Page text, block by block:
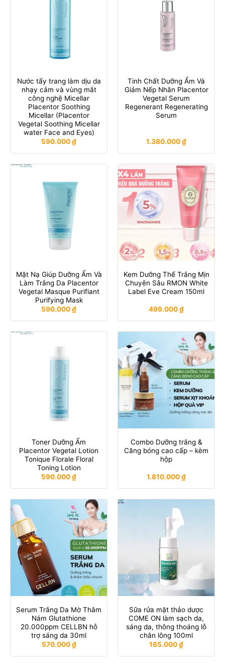
Nước tẩy trang làm dịu da
nhạy cảm và vùng mắt
công nghệ Micellar
Placentor Soothing
Micellar (Placentor
Vegetal Soothing Micellar
water Face and Eyes)
590.000₫
Tinh Chất Dưỡng Ẩm Và
Giảm Nếp Nhăn Placentor
Vegetal Serum
Regenerant Regenerating
Serum
1.380.000₫
Mặt Nạ Giúp Dưỡng Ẩm Và
Làm Trắng Da Placentor
Vegetal Masque Purifiant
Purifying Mask
590.000₫
Kem Dưỡng Thể Trắng Mịn
Chuyên Sâu RMON White
Label Eve Cream 150ml
499.000₫
Toner Dưỡng Ẩm
Placentor Vegetal Lotion
Tonique Florale Floral
Toning Lotion
590.000₫
Combo Dưỡng trắng &
Căng bóng cao cấp – kèm
hộp
1.810.000₫
Serum Trắng Da Mờ Thâm
Nám Glutathione
20.000ppm CELLBN hỗ
trợ sáng da 30ml
570.000₫
Sữa rửa mặt thảo dược
COME ON làm sạch da,
sáng da, thông thoáng lỗ
chân lông 100ml
165.000₫